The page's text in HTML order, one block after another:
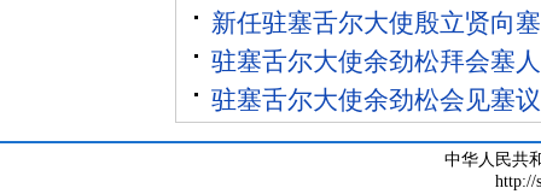
新任驻塞舌尔大使殷立贤向
驻塞舌尔大使余劲松拜会塞
驻塞舌尔大使余劲松会见塞
中华人民共
http://